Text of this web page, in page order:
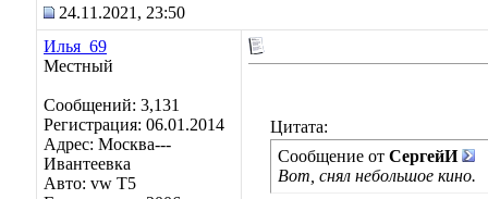
24.11.2021, 23:50
Илья_69
Местный
Сообщений: 3,131
Регистрация: 06.01.2014
Адрес: Москва---
Ивантеевка
Авто: vw T5
Цитата:
Сообщение от СергейИ
Вот, снял небольшое кино.